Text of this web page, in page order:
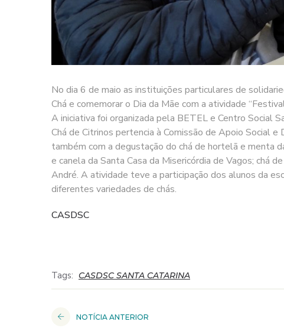
No dia 6 de maio as instituições particulares de
Chá e comemorar o Dia da Mãe com a atividade
A iniciativa foi organizada pela BETEL e Centro Social
Chá de Citrinos pertencia à Comissão de Apoio Social
também com a degustação do chá de hortelã e menta
e canela da Santa Casa da Misericórdia de Vagos; chá
André. A atividade teve a participação dos alunos da
diferentes variedades de chás.
CASDSC
Tags: CASDSC SANTA CATARINA
NOTÍCIA ANTERIOR